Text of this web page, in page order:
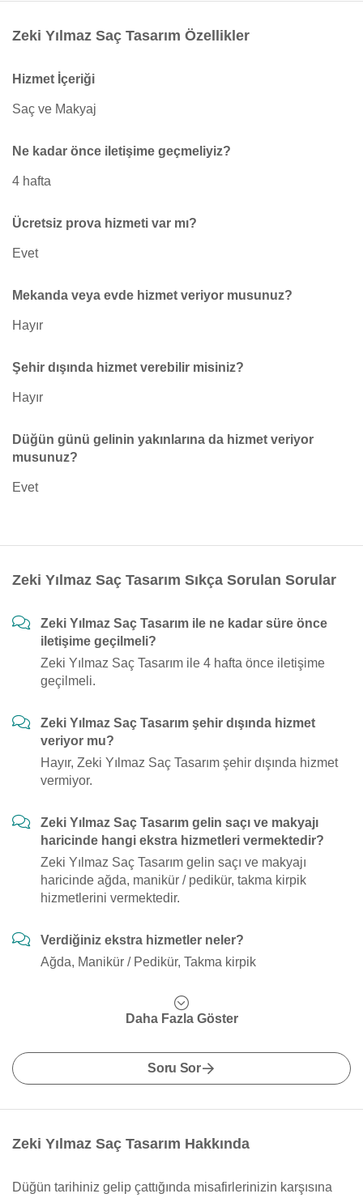
Zeki Yılmaz Saç Tasarım Özellikler
Hizmet İçeriği
Saç ve Makyaj
Ne kadar önce iletişime geçmeliyiz?
4 hafta
Ücretsiz prova hizmeti var mı?
Evet
Mekanda veya evde hizmet veriyor musunuz?
Hayır
Şehir dışında hizmet verebilir misiniz?
Hayır
Düğün günü gelinin yakınlarına da hizmet veriyor
musunuz?
Evet
Zeki Yılmaz Saç Tasarım Sıkça Sorulan Sorular
Zeki Yılmaz Saç Tasarım ile ne kadar süre önce
iletişime geçilmeli?
Zeki Yılmaz Saç Tasarım ile 4 hafta önce iletişime
geçilmeli.
Zeki Yılmaz Saç Tasarım şehir dışında hizmet
veriyor mu?
Hayır, Zeki Yılmaz Saç Tasarım şehir dışında hizmet
vermiyor.
Zeki Yılmaz Saç Tasarım gelin saçı ve makyajı
haricinde hangi ekstra hizmetleri vermektedir?
Zeki Yılmaz Saç Tasarım gelin saçı ve makyajı
haricinde ağda, manikür / pedikür, takma kirpik
hizmetlerini vermektedir.
Verdiğiniz ekstra hizmetler neler?
Ağda, Manikür / Pedikür, Takma kirpik
Daha Fazla Göster
Soru Sor
Zeki Yılmaz Saç Tasarım Hakkında
Düğün tarihiniz gelip çattığında misafirlerinizin karşısına